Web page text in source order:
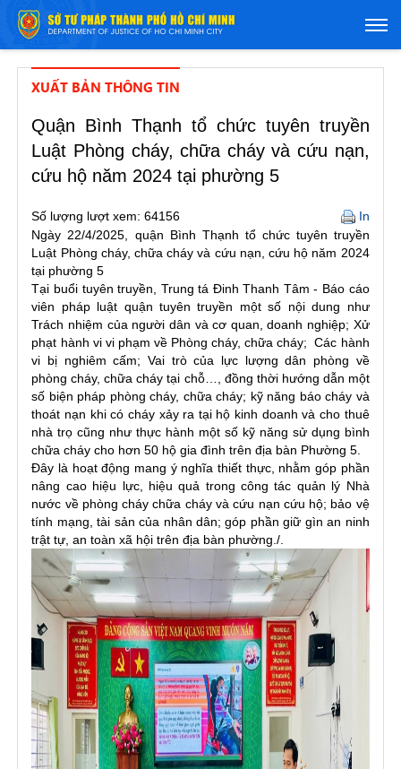
XUẤT BẢN THÔNG TIN
Quận Bình Thạnh tổ chức tuyên truyền
Luật Phòng cháy, chữa cháy và cứu nạn,
cứu hộ năm 2024 tại phường 5
In
Số lượng lượt xem: 64156
Ngày 22/4/2025, quận Bình Thạnh tổ chức tuyên truyền
Luật Phòng cháy, chữa cháy và cứu nạn, cứu hộ năm 2024
tại phường 5
Tại buổi tuyên truyền, Trung tá Đinh Thanh Tâm - Báo cáo
viên pháp luật quận tuyên truyền một số nội dung như
Trách nhiệm của người dân và cơ quan, doanh nghiệp; Xử
phạt hành vi vi phạm về Phòng cháy, chữa cháy; Các hành
vi bị nghiêm cấm; Vai trò của lực lượng dân phòng về
phòng cháy, chữa cháy tại chỗ…, đồng thời hướng dẫn một
số biện pháp phòng cháy, chữa cháy; kỹ năng báo cháy và
thoát nạn khi có cháy xảy ra tại hộ kinh doanh và cho thuê
nhà trọ cũng như thực hành một số kỹ năng sử dụng bình
chữa cháy cho hơn 50 hộ gia đình trên địa bàn Phường 5.
Đây là hoạt động mang ý nghĩa thiết thực, nhằm góp phần
nâng cao hiệu lực, hiệu quả trong công tác quản lý Nhà
nước về phòng cháy chữa cháy và cứu nạn cứu hộ; bảo vệ
tính mạng, tài sản của nhân dân; góp phần giữ gìn an ninh
trật tự, an toàn xã hội trên địa bàn phường./.